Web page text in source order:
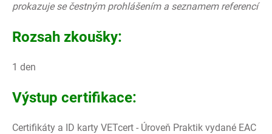
prokazuje se čestným prohlášením a seznamem referencí
Rozsah zkoušky:
1 den
Výstup certifikace:
Certifikáty a ID karty VETcert - Úroveň Praktik vydané EAC